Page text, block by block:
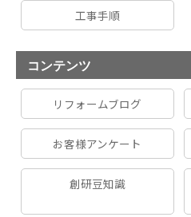
工事手順
コンテンツ
リフォームブログ
お客様アンケート
創研豆知識